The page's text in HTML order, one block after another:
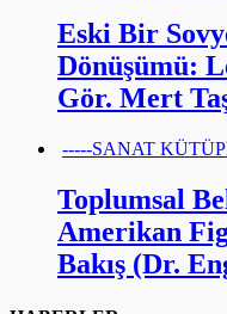
Eski Bir
Dönüşümü:
Gör. Mert
-----SANAT
Toplumsal
Amerikan
Bakış (Dr.